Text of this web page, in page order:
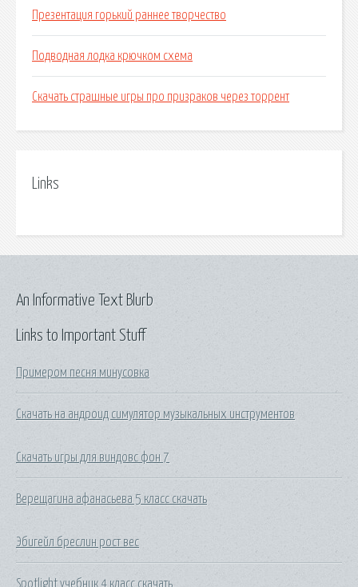
Презентация горький раннее творчество
Подводная лодка крючком схема
Скачать страшные игры про призраков через торрент
Links
Links to Important Stuff
Примером песня минусовка
Скачать на андроид симулятор музыкальных инструментов
Скачать игры для виндовс фон 7
Верещагина афанасьева 5 класс скачать
Эбигейл бреслин рост вес
Spotlight учебник 4 класс скачать
An Informative Text Blurb